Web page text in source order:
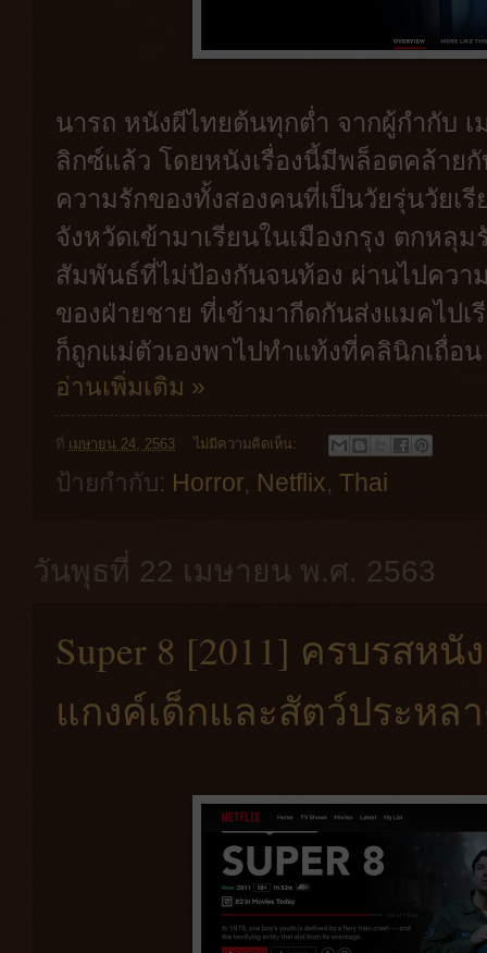
นารถ หนังผีไทยต้นทุกต่ำ จากผู้กำกับ
ลิกซ์แล้ว โดยหนังเรื่องนี้มีพล็อตคล้าย
ความรักของทั้งสองคนที่เป็นวัยรุ่นวัยเรี
จังหวัดเข้ามาเรียนในเมืองกรุง ตกห
สัมพันธ์ที่ไม่ป้องกันจนท้อง ผ่านไปควา
ของฝ่ายชาย ที่เข้ามากีดกันส่งแมคไป
ก็ถูกแม่ตัวเองพาไปทำแท้งที่คลินิกเถื่อ
อ่านเพิ่มเติม »
ที่ เมษายน 24, 2563 ไม่มีความคิดเห็น:
ป้ายกำกับ: Horror, Netflix, Thai
วันพุธที่ 22 เมษายน พ.ศ. 2563
Super 8 [2011] ครบรส
แกงค์เด็กและสัตว์ประหล